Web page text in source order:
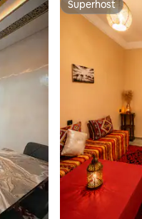
hóspedes Superhost
Superhost